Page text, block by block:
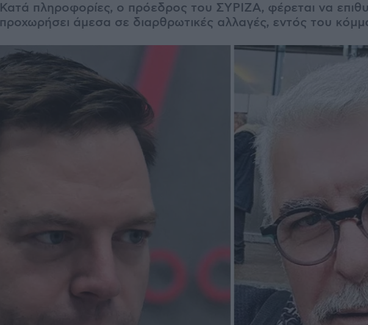
Κατά πληροφορίες, ο πρόεδρος του ΣΥΡΙΖΑ, φέρεται να
προχωρήσει άμεσα σε διαρθρωτικές αλλαγές, εντός του